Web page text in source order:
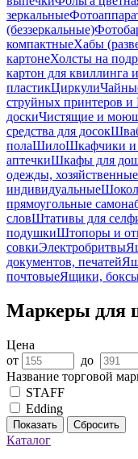
зеркальные
(беззеркальные)
компактныеХабы
картонеХолсты на
картон для квиллинга
пластикЦиркули
струйных принтеров
доскиЧистящие и
средства для досок
полаШилоШкафчики и
аптечкиШкафы для
одежды, хозяйственные
индивидуальные
прямоугольные
словШтативы для
подушкиШтопоры и
совкиЭлектробритвы
документов, печатей
почтовыеЯщики,
Маркеры для
Цена
от
до
Название торговой
STAFF
Edding
Показать Сбросить
Каталог